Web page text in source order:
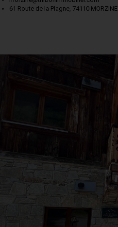
61 Route de la Plagne, 74110 MORZINE